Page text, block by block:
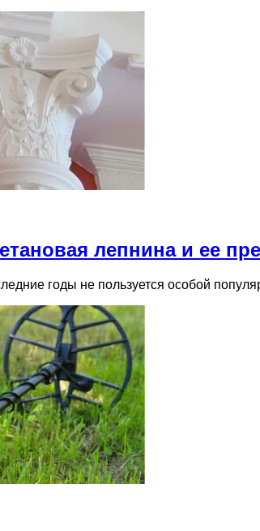
лепнина и ее
годы не пользуется особой